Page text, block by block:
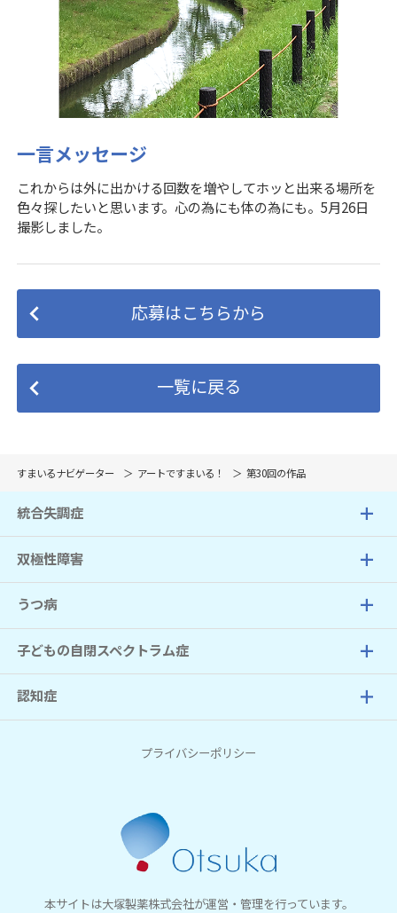
一言メッセージ
これからは外に出かける回数を増やしてホッと出来る場所を
色々探したいと思います。心の為にも体の為にも。5月26日
撮影しました。
応募はこちらから
一覧に戻る
すまいるナビゲーター アートですまいる！ 第30回の作品
統合失調症
双極性障害
うつ病
子どもの自閉スペクトラム症
認知症
プライバシーポリシー
本サイトは大塚製薬株式会社が運営・管理を行っています。